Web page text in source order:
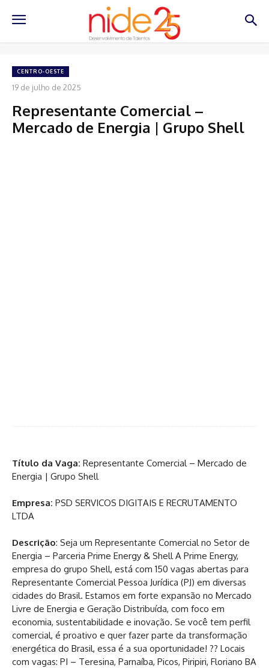
CENTRO-OESTE
19 de julho de 2025
Representante Comercial –
Mercado de Energia | Grupo Shell
Título da Vaga: Representante Comercial – Mercado de
Energia | Grupo Shell
Empresa: PSD SERVICOS DIGITAIS E RECRUTAMENTO
LTDA
Descrição: Seja um Representante Comercial no Setor de
Energia – Parceria Prime Energy & Shell A Prime Energy,
empresa do grupo Shell, está com 150 vagas abertas para
Representante Comercial Pessoa Jurídica (PJ) em diversas
cidades do Brasil. Estamos em forte expansão no Mercado
Livre de Energia e Geração Distribuída, com foco em
economia, sustentabilidade e inovação. Se você tem perfil
comercial, é proativo e quer fazer parte da transformação
energética do Brasil, essa é a sua oportunidade! ?? Locais
com vagas: PI – Teresina, Parnaíba, Picos, Piripiri, Floriano BA